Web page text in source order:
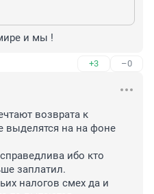
и мы !
+3 –0
возврата к
выделятся на на фоне
ибо кто
заплатил.
налогов смех да и